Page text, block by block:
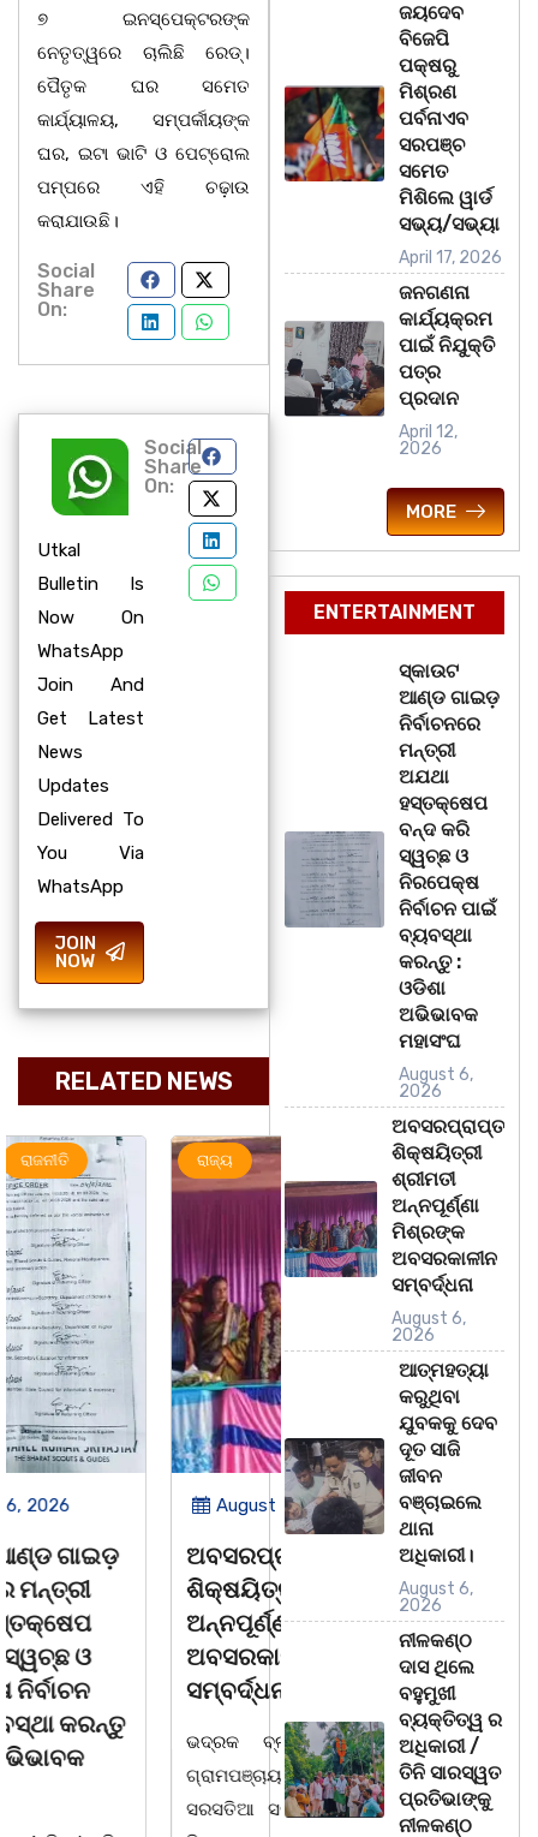
୭ ଇନସ୍ପେକ୍ଟରଙ୍କ
ନେତୃତ୍ୱରେ ଚାଲିଛି ରେଡ୍।
ପୈତୃକ ଘର ସମେତ
କାର୍ଯ୍ୟାଳୟ, ସମ୍ପର୍କୀୟଙ୍କ
ଘର, ଇଟା ଭାଟି ଓ ପେଟ୍ରୋଲ
ପମ୍ପରେ ଏହି ଚଢ଼ାଉ
କରାଯାଉଛି।
Social
Share
On:
Utkal
Bulletin Is
Now On
WhatsApp
Join And
Get Latest
News
Updates
Delivered To
You Via
WhatsApp
JOIN
NOW
Social
Share
On:
RELATED NEWS
ରାଜ୍ୟ
August 6, 2026
ଅବସରପ୍ରାପ୍ତ
ଶିକ୍ଷୟିତ୍ରୀ ଶ୍ରୀମତୀ
ଅନ୍ନପୂର୍ଣ୍ଣା ମିଶ୍ରଙ୍କ
ଅବସରକାଳୀନ
ସମ୍ବର୍ଦ୍ଧନା
ଭଦ୍ରକ ବ୍ଲକ ଜଗଦଳପୁର
ଗ୍ରାମପଞ୍ଚାୟତ ଅନ୍ତର୍ଗତ
ସରସତିଆ ସରକାରୀ ପ୍ରାଥମିକ
ରାଜ୍ୟ
August 6, 2026
ପୁନର୍ବାର ତ୍ରୁଟି ପିଲାଙ୍କୁ
ମୂର୍ଖ କରିବାକୁ
ଷଡଯନ୍ତ୍ର ! ଭୁଲ ବହି
ପ୍ରତ୍ୟାହାର ନହେଲେ
ଆସନ୍ତା 17 ତାରିଖରୁ
ଓଡିଶା ଅଭିଭାବକ
ମହାସଂଘର ଆମରଣ
ଅନଶନ
ଜୟଦେବ
ବିଜେପି
ପକ୍ଷରୁ
ମିଶ୍ରଣ
ପର୍ବନାଏବ
ସରପଞ୍ଚ
ସମେତ
ମିଶିଲେ ୱାର୍ଡ
ସଭ୍ୟ/ସଭ୍ୟା
April 17, 2026
ଜନଗଣନା
କାର୍ଯ୍ୟକ୍ରମ
ପାଇଁ ନିଯୁକ୍ତି
ପତ୍ର
ପ୍ରଦାନ
April 12,
2026
MORE
ENTERTAINMENT
ସ୍କାଉଟ
ଆଣ୍ଡ ଗାଇଡ଼
ନିର୍ବାଚନରେ
ମନ୍ତ୍ରୀ
ଅଯଥା
ହସ୍ତକ୍ଷେପ
ବନ୍ଦ କରି
ସ୍ୱଚ୍ଛ ଓ
ନିରପେକ୍ଷ
ନିର୍ବାଚନ ପାଇଁ
ବ୍ୟବସ୍ଥା
କରନ୍ତୁ :
ଓଡିଶା
ଅଭିଭାବକ
ମହାସଂଘ
August 6,
2026
ଅବସରପ୍ରାପ୍ତ
ଶିକ୍ଷୟିତ୍ରୀ
ଶ୍ରୀମତୀ
ଅନ୍ନପୂର୍ଣ୍ଣା
ମିଶ୍ରଙ୍କ
ଅବସରକାଳୀନ
ସମ୍ବର୍ଦ୍ଧନା
August 6,
2026
ଆତ୍ମହତ୍ୟା
କରୁଥିବା
ଯୁବକକୁ ଦେବ
ଦୂତ ସାଜି
ଜୀବନ
ବଞ୍ଚାଇଲେ
ଥାନା
ଅଧିକାରୀ।
August 6,
2026
ନୀଳକଣ୍ଠ
ଦାସ ଥିଲେ
ବହୁମୁଖୀ
ବ୍ୟକ୍ତିତ୍ୱ ର
ଅଧିକାରୀ /
ତିନି ସାରସ୍ୱତ
ପ୍ରତିଭାଙ୍କୁ
ନୀଳକଣ୍ଠ